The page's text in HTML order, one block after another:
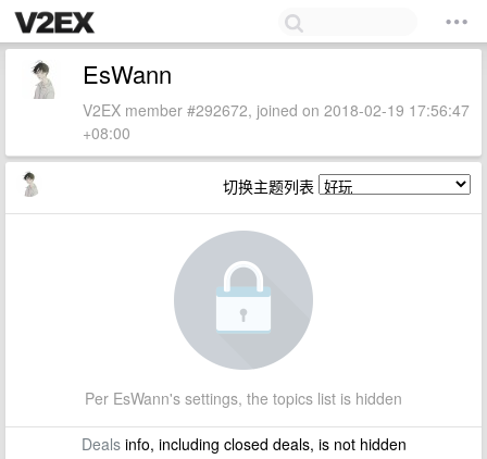
EsWann
V2EX member #292672, joined on 2018-02-19 17:56:47
+08:00
切换主题列表
Per EsWann's settings, the topics list is hidden
Dealsinfo, including closed deals, is not hidden